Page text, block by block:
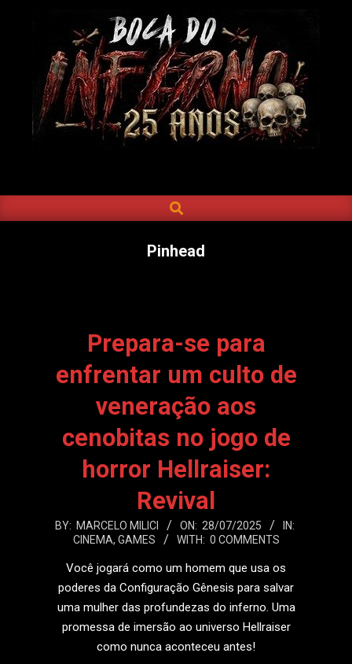
DO
INFERNO
Navigation
SEARCH
Pinhead
Prepara-se para
enfrentar um culto de
veneração aos
cenobitas no jogo de
horror Hellraiser:
Revival
2025-
BY: MARCELO MILICI ON: 28/07/2025
IN:
CINEMA, GAMES WITH: 0 COMMENTS
Você jogará como um homem que usa os
poderes da Configuração Gênesis para salvar
uma mulher das profundezas do inferno. Uma
promessa de imersão ao universo Hellraiser
como nunca aconteceu antes!